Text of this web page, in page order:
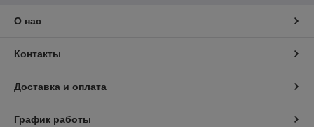
О нас
Контакты
Доставка и оплата
График работы